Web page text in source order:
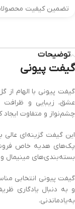
تضمین کیفیت
توضیحات
گیفت پیونی
گیفت پیونی با الهام از
عشق، زیبایی و ظرافت
چشم‌نواز و متفاوت ایجاد
این گیفت گزینه‌ای عالی
پک‌های هدیه خاص
بسته‌بندی‌های مینیمال
گیفت پیونی انتخابی
و به دنبال یادگاری
به‌یادماندنی.